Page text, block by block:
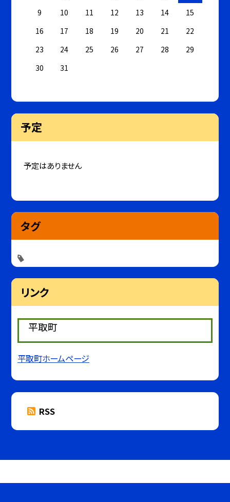
9
10 11 12 13 14
15
16
17 18 19 20 21
22
23
24 25 26 27 28
29
30
31
予定
予定はありません
タグ
リンク
平取町
平取町ホームページ
RSS